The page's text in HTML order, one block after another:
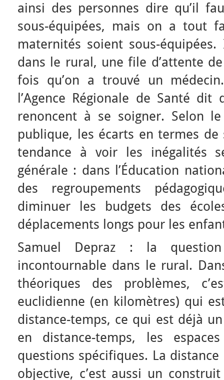
ainsi des personnes dire qu’il
sous-équipées, mais on a tout
maternités soient sous-
dans le rural, une file d’attente
fois qu’on a trouvé un
l’Agence Régionale de Santé
renoncent à se soigner. Selon
publique, les écarts en termes de
tendance à voir les inégalités
générale : dans l’Éducation
des regroupements
diminuer les budgets des
déplacements longs pour les
Samuel Depraz : la
incontournable dans le rural.
théoriques des problèmes,
euclidienne (en kilomètres) qui
distance-temps, ce qui est déjà
en distance-temps, les
questions spécifiques. La distance
objective, c’est aussi un